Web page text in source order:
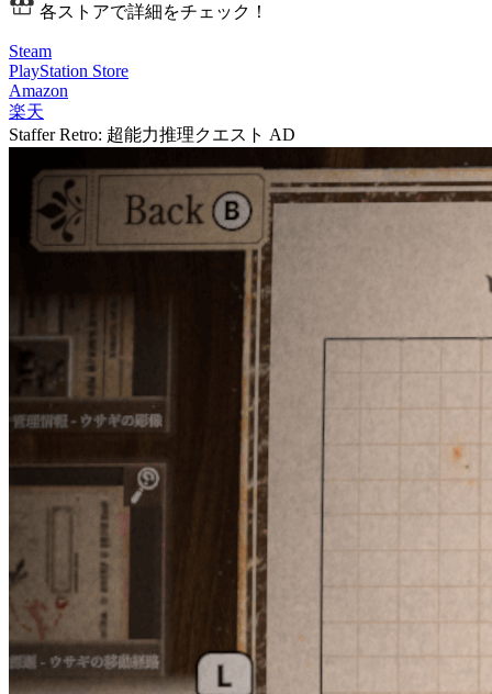
各ストアで詳細をチェック！
Steam
PlayStation Store
Amazon
楽天
Staffer Retro: 超能力推理クエスト AD